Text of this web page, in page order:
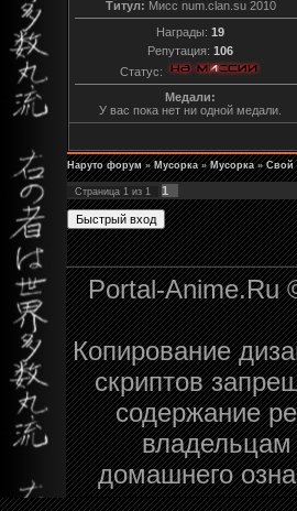
Титул: Мисс num.clan.su 2010
Награды: 19
Репутация: 106
Статус:
Медали:
У вас пока нет ни одной медали.
Наруто форум » Мусорка » Мусорка » Свой
Страница 1 из 1 1
Portal-Anime.Ru
Копирование
скриптов
содержание
владельцам
домашнего